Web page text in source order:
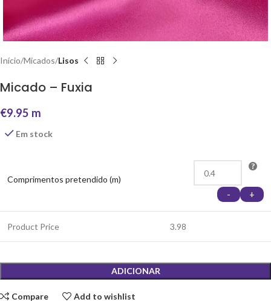
Início Micados Lisos
Micado – Fuxia
€9.95 m
Em stock
Comprimentos pretendido (m)
- +
Product Price 3.98
ADICIONAR
Compare Add to wishlist